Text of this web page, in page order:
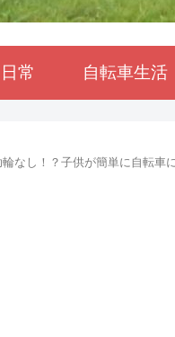
常 自転車生活
なし！？子供が簡単に自転車